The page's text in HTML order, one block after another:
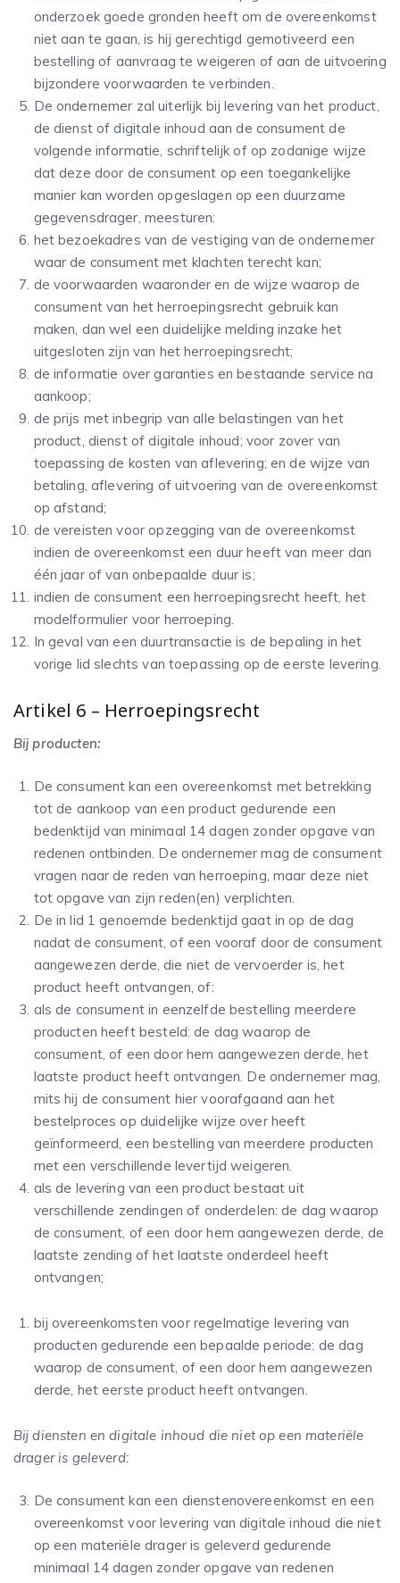
onderzoek goede gronden heeft om de overeenkomst
niet aan te gaan, is hij gerechtigd gemotiveerd een
bestelling of aanvraag te weigeren of aan de uitvoering
bijzondere voorwaarden te verbinden.
De ondernemer zal uiterlijk bij levering van het product,
de dienst of digitale inhoud aan de consument de
volgende informatie, schriftelijk of op zodanige wijze
dat deze door de consument op een toegankelijke
manier kan worden opgeslagen op een duurzame
gegevensdrager, meesturen:
het bezoekadres van de vestiging van de ondernemer
waar de consument met klachten terecht kan;
de voorwaarden waaronder en de wijze waarop de
consument van het herroepingsrecht gebruik kan
maken, dan wel een duidelijke melding inzake het
uitgesloten zijn van het herroepingsrecht;
de informatie over garanties en bestaande service na
aankoop;
de prijs met inbegrip van alle belastingen van het
product, dienst of digitale inhoud; voor zover van
toepassing de kosten van aflevering; en de wijze van
betaling, aflevering of uitvoering van de overeenkomst
op afstand;
de vereisten voor opzegging van de overeenkomst
indien de overeenkomst een duur heeft van meer dan
één jaar of van onbepaalde duur is;
indien de consument een herroepingsrecht heeft, het
modelformulier voor herroeping.
In geval van een duurtransactie is de bepaling in het
vorige lid slechts van toepassing op de eerste levering.
Artikel 6 – Herroepingsrecht
Bij producten:
De consument kan een overeenkomst met betrekking
tot de aankoop van een product gedurende een
bedenktijd van minimaal 14 dagen zonder opgave van
redenen ontbinden. De ondernemer mag de consument
vragen naar de reden van herroeping, maar deze niet
tot opgave van zijn reden(en) verplichten.
De in lid 1 genoemde bedenktijd gaat in op de dag
nadat de consument, of een vooraf door de consument
aangewezen derde, die niet de vervoerder is, het
product heeft ontvangen, of:
als de consument in eenzelfde bestelling meerdere
producten heeft besteld: de dag waarop de
consument, of een door hem aangewezen derde, het
laatste product heeft ontvangen. De ondernemer mag,
mits hij de consument hier voorafgaand aan het
bestelproces op duidelijke wijze over heeft
geïnformeerd, een bestelling van meerdere producten
met een verschillende levertijd weigeren.
als de levering van een product bestaat uit
verschillende zendingen of onderdelen: de dag waarop
de consument, of een door hem aangewezen derde, de
laatste zending of het laatste onderdeel heeft
ontvangen;
bij overeenkomsten voor regelmatige levering van
producten gedurende een bepaalde periode: de dag
waarop de consument, of een door hem aangewezen
derde, het eerste product heeft ontvangen.
Bij diensten en digitale inhoud die niet op een materiële
drager is geleverd:
De consument kan een dienstenovereenkomst en een
overeenkomst voor levering van digitale inhoud die niet
op een materiële drager is geleverd gedurende
minimaal 14 dagen zonder opgave van redenen